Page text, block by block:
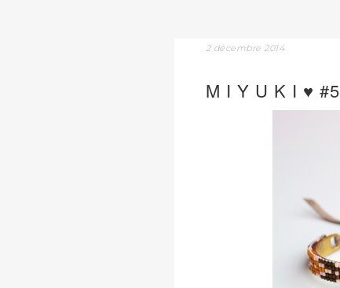
2 décembre 2014
M I Y U K I ♥ #5